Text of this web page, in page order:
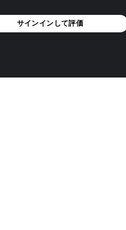
サインインして評価